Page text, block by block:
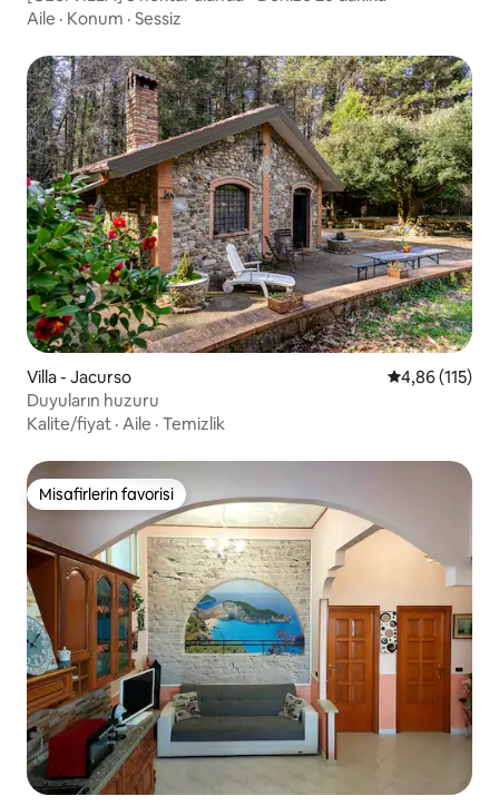
Aile · Konum · Sessiz
Villa - Jacurso 5 üzerinden
4,86 (115)
Duyuların huzuru
Kalite/fiyat · Aile · Temizlik
Misafirlerin favorisi
Misafirlerin favorisi